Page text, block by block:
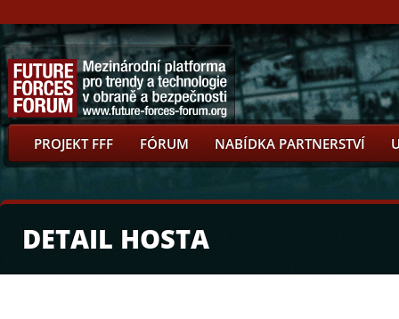
PROJEKT FFF FÓRUM NABÍDKA PARTNERSTVÍ
DETAIL HOSTA